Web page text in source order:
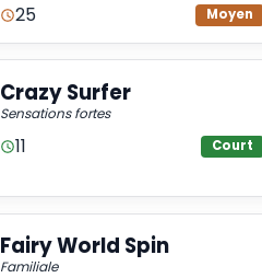
25 Moyen
Crazy Surfer
Sensations fortes
11 Court
Fairy World Spin
Familiale